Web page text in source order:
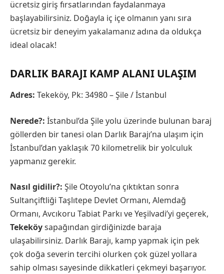
ücretsiz giriş fırsatlarından faydalanmaya
başlayabilirsiniz. Doğayla iç içe olmanın yanı sıra
ücretsiz bir deneyim yakalamanız adına da oldukça
ideal olacak!
DARLIK BARAJI KAMP ALANI ULAŞIM
Adres: Tekeköy, Pk: 34980 – Şile / İstanbul
Nerede?: İstanbul’da Şile yolu üzerinde bulunan baraj
göllerden bir tanesi olan Darlık Barajı’na ulaşım için
İstanbul’dan yaklaşık 70 kilometrelik bir yolculuk
yapmanız gerekir.
Nasıl gidilir?: Şile Otoyolu’na çıktıktan sonra
Sultançiftliği Taşlıtepe Devlet Ormanı, Alemdağ
Ormanı, Avcıkoru Tabiat Parkı ve Yeşilvadi’yi geçerek,
Tekeköysapağından girdiğinizde baraja
ulaşabilirsiniz. Darlık Barajı, kamp yapmak için pek
çok doğa severin tercihi olurken çok güzel yollara
sahip olması sayesinde dikkatleri çekmeyi başarıyor.